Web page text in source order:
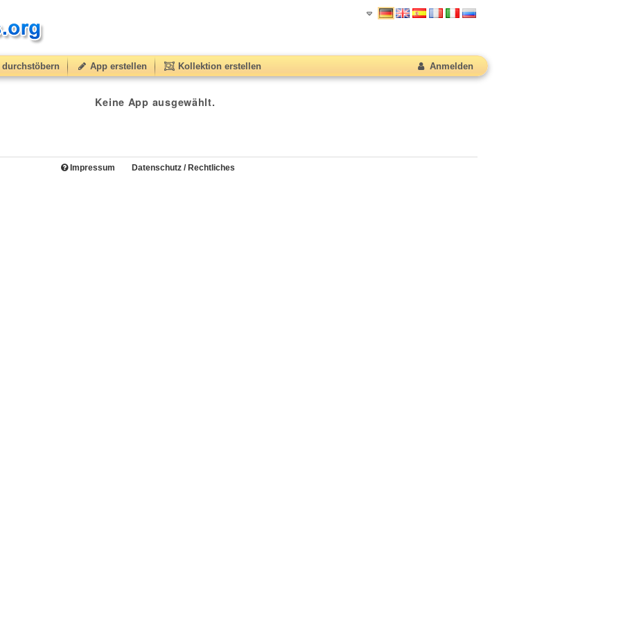
App erstellen Kollektion erstellen Anmelden
Keine App ausgewählt.
Impressum Datenschutz / Rechtliches